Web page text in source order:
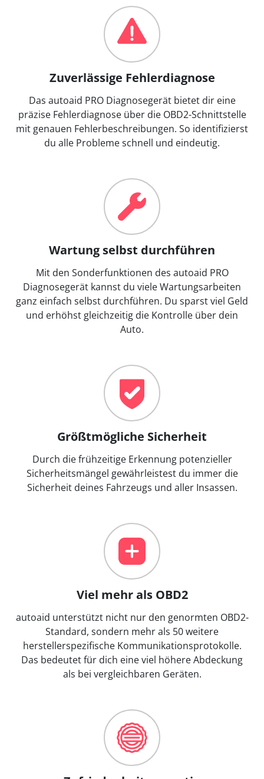
Zuverlässige Fehlerdiagnose
Das autoaid PRO Diagnosegerät bietet dir eine
präzise Fehlerdiagnose über die OBD2-Schnittstelle
mit genauen Fehlerbeschreibungen. So identifizierst
du alle Probleme schnell und eindeutig.
Wartung selbst durchführen
Mit den Sonderfunktionen des autoaid PRO
Diagnosegerät kannst du viele Wartungsarbeiten
ganz einfach selbst durchführen. Du sparst viel Geld
und erhöhst gleichzeitig die Kontrolle über dein
Auto.
Größtmögliche Sicherheit
Durch die frühzeitige Erkennung potenzieller
Sicherheitsmängel gewährleistest du immer die
Sicherheit deines Fahrzeugs und aller Insassen.
Viel mehr als OBD2
autoaid unterstützt nicht nur den genormten OBD2-
Standard, sondern mehr als 50 weitere
herstellerspezifische Kommunikationsprotokolle.
Das bedeutet für dich eine viel höhere Abdeckung
als bei vergleichbaren Geräten.